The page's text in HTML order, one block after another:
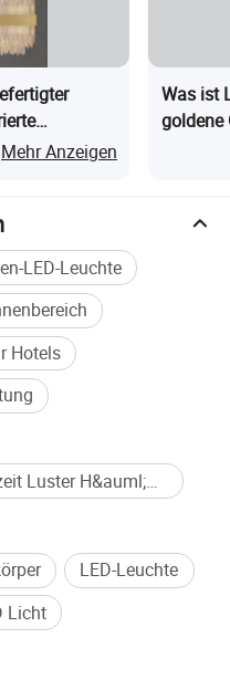
Mehr Anzeigen
Was ist
goldene
LED-Leuchte
Hotels
Individuelle Dekoration Hochzeit Luster H&auml;ngeleuchte Großkauf
LED-Leuchte
Licht